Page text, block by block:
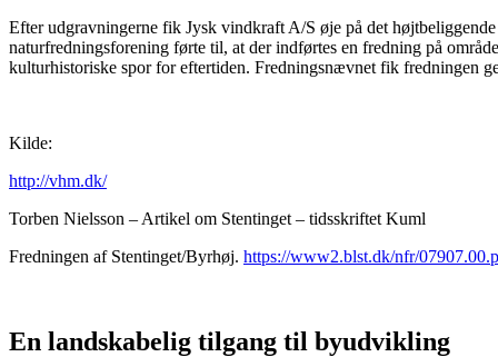
Efter udgravningerne fik Jysk vindkraft A/S øje på det
naturfredningsforening førte til, at der indførtes en fredning på
kulturhistoriske spor for eftertiden. Fredningsnævnet fik fredningen
Kilde:
http://vhm.dk/
Torben Nielsson – Artikel om Stentinget – tidsskriftet Kuml
Fredningen af Stentinget/Byrhøj. https://www2.blst.dk/nfr/
En landskabelig tilgang til byudvikling